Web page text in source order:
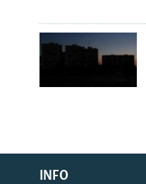
Русский
Українською
INFO